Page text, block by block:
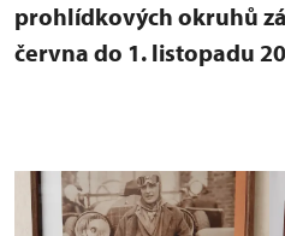
prohlídkových okruhů
června do 1. listopadu